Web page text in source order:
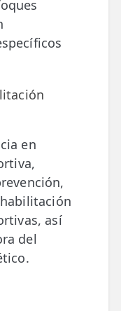
en
así
del